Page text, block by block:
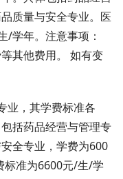
质量与安全专业。医
/学年。注意事项：
其他费用。 如有变
业，其学费标准各
括药品经营与管理专
全专业，学费为600
标准为6600元/生/学